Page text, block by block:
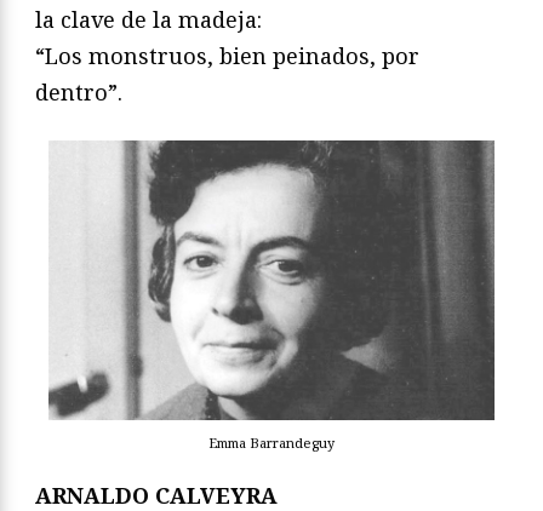
la clave de la madeja:
“Los monstruos, bien peinados, por
dentro”.
Emma Barrandeguy
ARNALDO CALVEYRA